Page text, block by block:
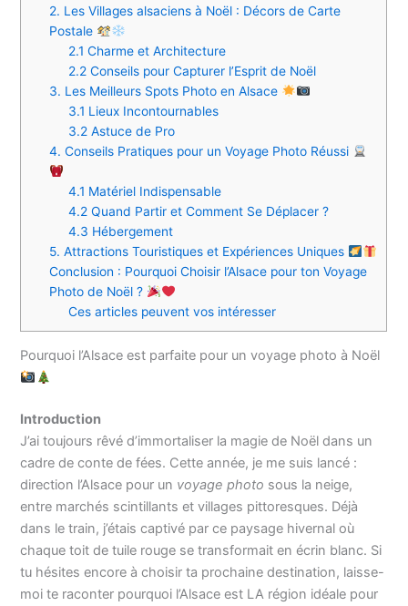
2. Les Villages alsaciens à Noël : Décors de Carte
Postale
2.1 Charme et Architecture
2.2 Conseils pour Capturer l’Esprit de Noël
3. Les Meilleurs Spots Photo en Alsace
3.1 Lieux Incontournables
3.2 Astuce de Pro
4. Conseils Pratiques pour un Voyage Photo Réussi
4.1 Matériel Indispensable
4.2 Quand Partir et Comment Se Déplacer ?
4.3 Hébergement
5. Attractions Touristiques et Expériences Uniques
Conclusion : Pourquoi Choisir l’Alsace pour ton Voyage
Photo de Noël ?
Ces articles peuvent vos intéresser
Pourquoi l’Alsace est parfaite pour un voyage photo à Noël
Introduction
J’ai toujours rêvé d’immortaliser la magie de Noël dans un
cadre de conte de fées. Cette année, je me suis lancé :
direction l’Alsace pour un voyage photo sous la neige,
entre marchés scintillants et villages pittoresques. Déjà
dans le train, j’étais captivé par ce paysage hivernal où
chaque toit de tuile rouge se transformait en écrin blanc. Si
tu hésites encore à choisir ta prochaine destination, laisse-
moi te raconter pourquoi l’Alsace est LA région idéale pour